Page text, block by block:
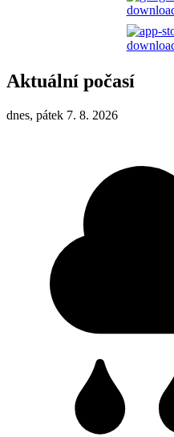
Aktuální počasí
dnes, pátek 7. 8. 2026